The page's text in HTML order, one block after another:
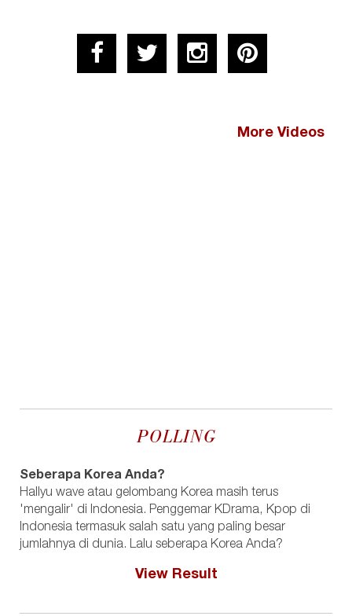
More Videos
POLLING
Seberapa Korea Anda?
Hallyu wave atau gelombang Korea masih terus
'mengalir' di Indonesia. Penggemar KDrama, Kpop di
Indonesia termasuk salah satu yang paling besar
jumlahnya di dunia. Lalu seberapa Korea Anda?
View Result